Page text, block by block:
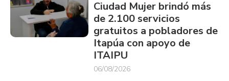
Ciudad Mujer brindó más
de 2.100 servicios
gratuitos a pobladores de
Itapúa con apoyo de
ITAIPU
06/08/2026